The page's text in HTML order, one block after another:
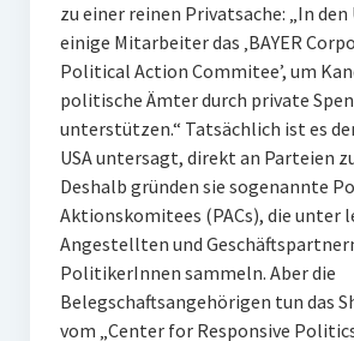
zu einer reinen Privatsache: „In den
einige Mitarbeiter das ‚BAYER
Political Action Commitee’, um
politische Ämter durch private
unterstützen.“ Tatsächlich ist es
USA untersagt, direkt an Parteien
Deshalb gründen sie sogenannte
Aktionskomitees (PACs), die unter
Angestellten und
PolitikerInnen sammeln. Aber die
Belegschaftsangehörigen tun das
vom „Center for Responsive